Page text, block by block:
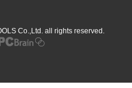
Co.,Ltd. all rights reserved.